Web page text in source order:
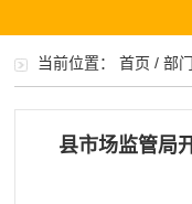
当前位置：首页 /部
县市场监管局